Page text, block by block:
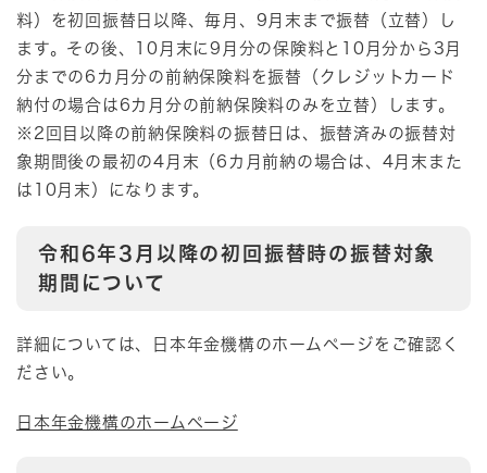
料）を初回振替日以降、毎月、9月末まで振替（立替）し
ます。その後、10月末に9月分の保険料と10月分から3月
分までの6カ月分の前納保険料を振替（クレジットカード
納付の場合は6カ月分の前納保険料のみを立替）します。
※2回目以降の前納保険料の振替日は、振替済みの振替対
象期間後の最初の4月末（6カ月前納の場合は、4月末また
は10月末）になります。
令和6年3月以降の初回振替時の振替対象
期間について
詳細については、日本年金機構のホームページをご確認く
ださい。
日本年金機構のホームページ